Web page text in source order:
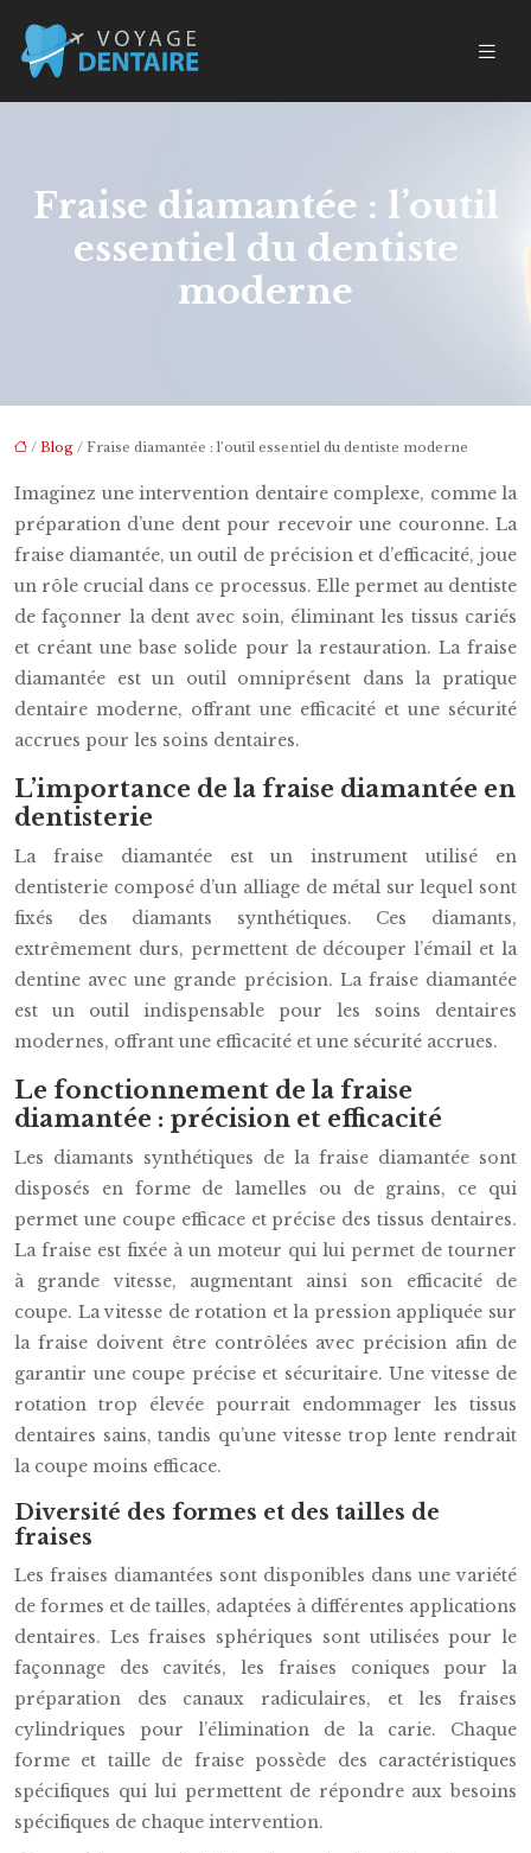
Fraise diamantée : l’outil
essentiel du dentiste
moderne
/ Blog / Fraise diamantée : l’outil essentiel du dentiste moderne
Imaginez une intervention dentaire complexe, comme la
préparation d’une dent pour recevoir une couronne. La
fraise diamantée, un outil de précision et d’efficacité, joue
un rôle crucial dans ce processus. Elle permet au dentiste
de façonner la dent avec soin, éliminant les tissus cariés
et créant une base solide pour la restauration. La fraise
diamantée est un outil omniprésent dans la pratique
dentaire moderne, offrant une efficacité et une sécurité
accrues pour les soins dentaires.
L’importance de la fraise diamantée en
dentisterie
La fraise diamantée est un instrument utilisé en
dentisterie composé d’un alliage de métal sur lequel sont
fixés des diamants synthétiques. Ces diamants,
extrêmement durs, permettent de découper l’émail et la
dentine avec une grande précision. La fraise diamantée
est un outil indispensable pour les soins dentaires
modernes, offrant une efficacité et une sécurité accrues.
Le fonctionnement de la fraise
diamantée : précision et efficacité
Les diamants synthétiques de la fraise diamantée sont
disposés en forme de lamelles ou de grains, ce qui
permet une coupe efficace et précise des tissus dentaires.
La fraise est fixée à un moteur qui lui permet de tourner
à grande vitesse, augmentant ainsi son efficacité de
coupe. La vitesse de rotation et la pression appliquée sur
la fraise doivent être contrôlées avec précision afin de
garantir une coupe précise et sécuritaire. Une vitesse de
rotation trop élevée pourrait endommager les tissus
dentaires sains, tandis qu’une vitesse trop lente rendrait
la coupe moins efficace.
Diversité des formes et des tailles de
fraises
Les fraises diamantées sont disponibles dans une variété
de formes et de tailles, adaptées à différentes applications
dentaires. Les fraises sphériques sont utilisées pour le
façonnage des cavités, les fraises coniques pour la
préparation des canaux radiculaires, et les fraises
cylindriques pour l’élimination de la carie. Chaque
forme et taille de fraise possède des caractéristiques
spécifiques qui lui permettent de répondre aux besoins
spécifiques de chaque intervention.